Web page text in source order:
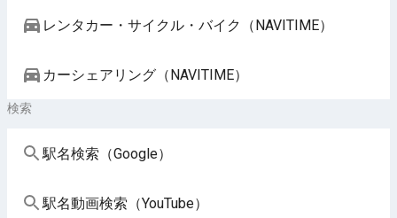
レンタカー・サイクル・バイク（NAVITIME）
カーシェアリング（NAVITIME）
検索
駅名検索（Google）
駅名動画検索（YouTube）